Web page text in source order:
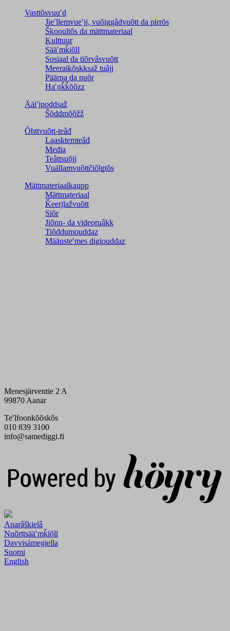
Vasttõsvuuʹd
Jieʹllemvueʹjj, vuõiggâdvuõtt da pirrõs
Škooultõs da mättmateriaal
Kulttuur
Sääʹmǩiõll
Sosiaal da tiõrvâsvuõtt
Meeraikõskksaž tuâjj
Päärna da nuõr
Haʹŋǩǩõõzz
Ääiʹjpoddsaž
Šõddmõõžž
Õhttvuõtt-teâđ
Laasktemteâđ
Media
Teâttsuõjj
Vuällamvuõttčiõlǥtõs
Mättmateriaalkaupp
Mättmateriaal
Ǩeerjlažvuõtt
Siõr
Jiõnn- da videoruâkk
Tiõddumouddaz
Määusteʹmes digiouddaz
Menesjärventie 2 A
99870 Aanar
Teʹlfoonkõõskõs
010 839 3100
info@samediggi.fi
Anarâškielâ
Nuõrttsääʹmǩiõll
Davvisámegiella
Suomi
English